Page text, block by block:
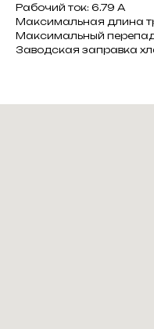
Рабочий ток: 6.79 A
Максимальная длина
Максимальный
Заводская заправка